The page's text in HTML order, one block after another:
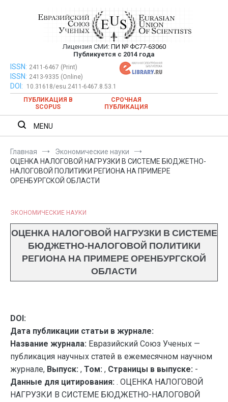
Евразийский Союз Ученых —
публикация научных статей в
ежемесячном научном журнале
Лицензия СМИ: ПИ № ФС77-63060
Публикуется с 2014 года
Евразийский Союз Ученых — публикация научных статей в
ежемесячном научном журнале
ISSN: 2411-6467 (Print)
ISSN: 2413-9335 (Online)
DOI:
10.31618/esu.2411-6467.8.53.1
ПУБЛИКАЦИЯ В
SCOPUS
СРОЧНАЯ
ПУБЛИКАЦИЯ
MENU
Главная
Экономические науки
ОЦЕНКА НАЛОГОВОЙ НАГРУЗКИ В СИСТЕМЕ БЮДЖЕТНО-
НАЛОГОВОЙ ПОЛИТИКИ РЕГИОНА НА ПРИМЕРЕ
ОРЕНБУРГСКОЙ ОБЛАСТИ
ЭКОНОМИЧЕСКИЕ НАУКИ
ОЦЕНКА НАЛОГОВОЙ НАГРУЗКИ В СИСТЕМЕ
БЮДЖЕТНО-НАЛОГОВОЙ ПОЛИТИКИ
РЕГИОНА НА ПРИМЕРЕ ОРЕНБУРГСКОЙ
ОБЛАСТИ
DOI:
Дата публикации статьи в журнале:
Название журнала: Евразийский Союз Ученых —
публикация научных статей в ежемесячном научном
журнале, Выпуск: , Том: , Страницы в выпуске: -
Данные для цитирования: . ОЦЕНКА НАЛОГОВОЙ
НАГРУЗКИ В СИСТЕМЕ БЮДЖЕТНО-НАЛОГОВОЙ